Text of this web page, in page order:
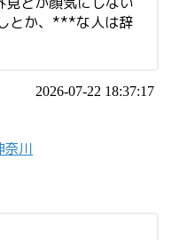
とか、***な人は辞
2026-07-22 18:37:17
奈川